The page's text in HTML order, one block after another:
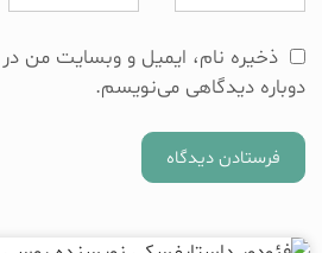
ذخیره نام، ایمیل و وبسایت من در
دوباره دیدگاهی می‌نویسم.